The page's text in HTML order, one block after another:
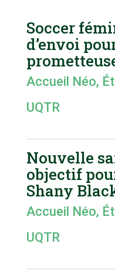
Soccer
d’envoi
Accueil Néo,
UQTR
Nouvelle
objectif
Shany
Accueil Néo,
UQTR